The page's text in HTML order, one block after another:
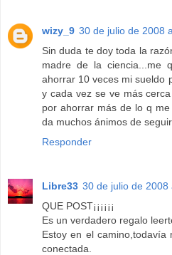
wizy_9 30 de julio de 2008
Sin duda te doy toda la
madre de la ciencia...me
ahorrar 10 veces mi sueldo
y cada vez se ve más
por ahorrar más de lo q
da muchos ánimos de
Responder
Libre33 30 de julio de 2008
QUE POST¡¡¡¡¡¡
Es un verdadero regalo
Estoy en el camino,todavía
conectada.